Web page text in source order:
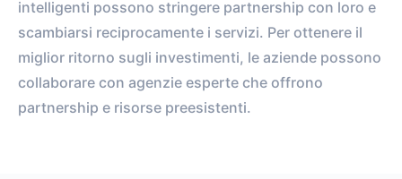
intelligenti possono stringere partnership con loro e
scambiarsi reciprocamente i servizi. Per ottenere il
miglior ritorno sugli investimenti, le aziende possono
collaborare con agenzie esperte che offrono
partnership e risorse preesistenti.